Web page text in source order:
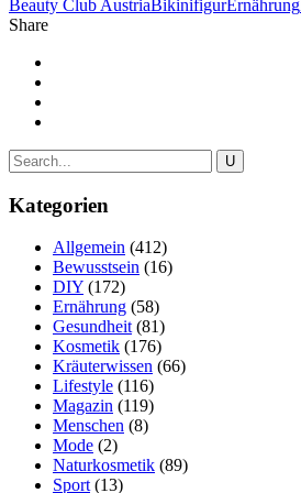
Beauty Club Austria BikinifigurErnährung
Share
Kategorien
Allgemein (412)
Bewusstsein (16)
DIY (172)
Ernährung (58)
Gesundheit (81)
Kosmetik (176)
Kräuterwissen (66)
Lifestyle (116)
Magazin (119)
Menschen (8)
Mode (2)
Naturkosmetik (89)
Sport (13)